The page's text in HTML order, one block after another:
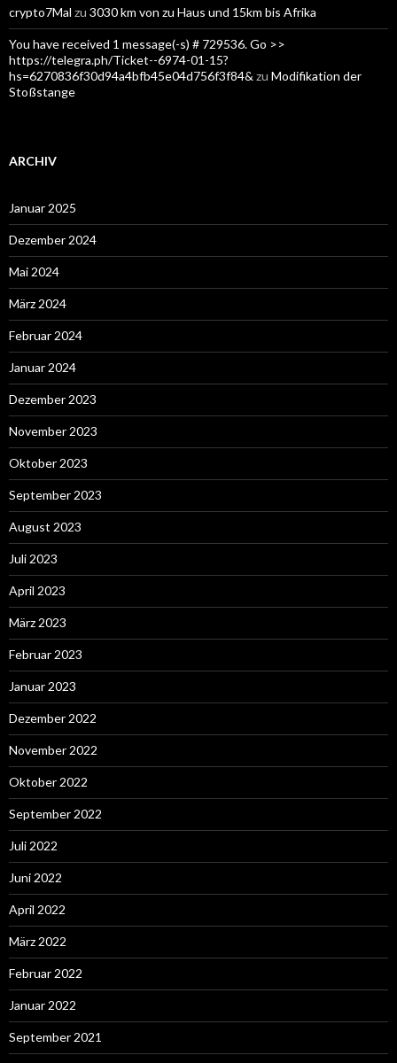
crypto7Mal zu 3030 km von zu Haus und 15km bis Afrika
You have received 1 message(-s) # 729536. Go >>
https://telegra.ph/Ticket--6974-01-15?
hs=6270836f30d94a4bfb45e04d756f3f84& zu Modifikation der
Stoßstange
ARCHIV
Januar 2025
Dezember 2024
Mai 2024
März 2024
Februar 2024
Januar 2024
Dezember 2023
November 2023
Oktober 2023
September 2023
August 2023
Juli 2023
April 2023
März 2023
Februar 2023
Januar 2023
Dezember 2022
November 2022
Oktober 2022
September 2022
Juli 2022
Juni 2022
April 2022
März 2022
Februar 2022
Januar 2022
September 2021